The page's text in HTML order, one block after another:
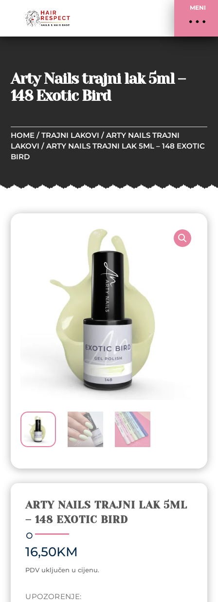
MENI
Arty Nails trajni lak 5ml –
148 Exotic Bird
HOME /TRAJNI LAKOVI /ARTY NAILS TRAJNI
LAKOVI / ARTY NAILS TRAJNI LAK 5ML – 148 EXOTIC
BIRD
ARTY NAILS TRAJNI LAK 5ML
– 148 EXOTIC BIRD
16,50KM
PDV uključen u cijenu.
UPOZORENJE: